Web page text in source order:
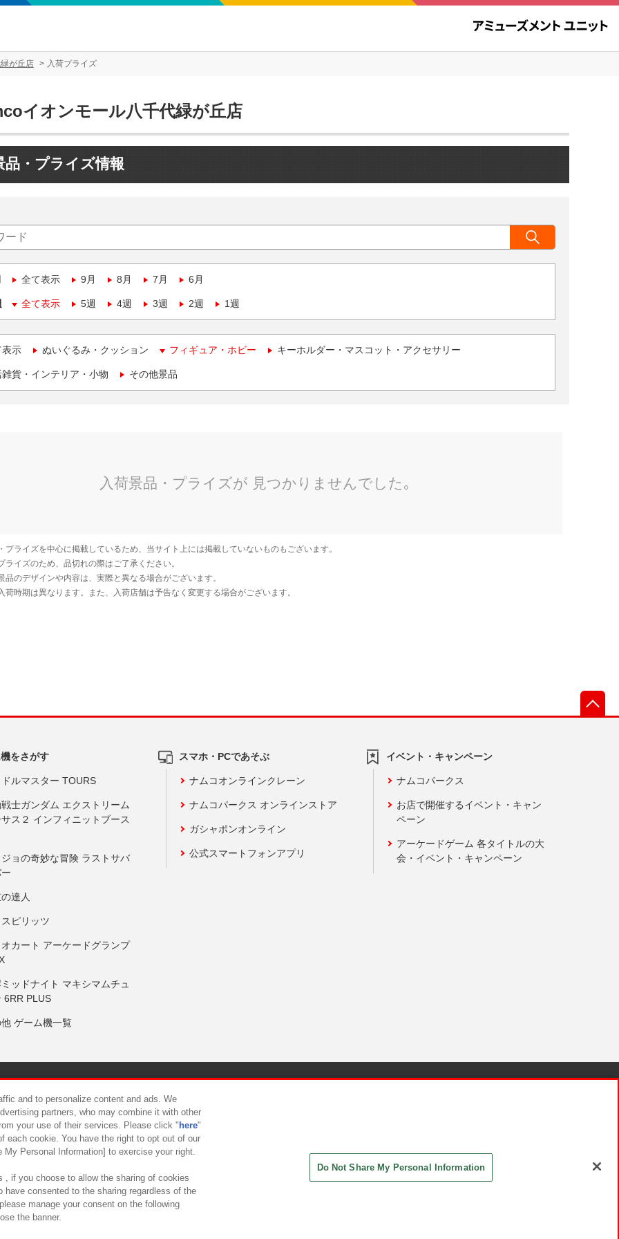
が丘店 入荷プライズ
イオンモール八千代緑が丘店
品・プライズ情報
全て表示 9月 8月 7月 6月
全て表示 5週 4週 3週 2週 1週
表示 ぬいぐるみ・クッション フィギュア・ホビー キーホルダー・マスコット・アクセサリー
貨・インテリア・小物 その他景品
をさがす
ルマスター TOURS
士ガンダム エクストリーム
ス２ インフィニットブース
ョの奇妙な冒険 ラストサバ
達人
ピリッツ
カート アーケードグランプ
ッドナイト マキシマムチュ
6RR PLUS
ゲーム機一覧
スマホ・PCであそぶ
ナムコオンラインクレーン
ナムコパークス オンラインストア
ガシャポンオンライン
公式スマートフォンアプリ
イベント・キャンペーン
ナムコパークス
お店で開催するイベント・キャン
ペーン
アーケードゲーム 各タイトルの大
会・イベント・キャンペーン
について カスタマーハラスメント対応方針
and to personalize content and ads. We
partners, who may combine it with other
your use of their services. Please click " here"
each cookie. You have the right to opt out of our
Personal Information] to exercise your right.
, if you choose to allow the sharing of cookies
have consented to the sharing regardless of the
manage your consent on the following
the banner.
Do Not Share My Personal Information